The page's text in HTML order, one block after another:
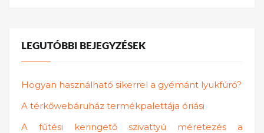
LEGUTÓBBI BEJEGYZÉSEK
Hogyan használható sikerrel a gyémánt lyukfúró?
A térkőwebáruház termékpalettája óriási
A fűtési keringető szivattyú méretezés a